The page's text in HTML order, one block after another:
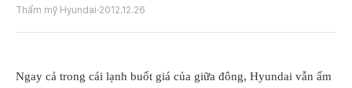
Thẩm mỹ Hyundai·2012.12.26
Ngay cả trong cái lạnh buốt giá của giữa đông, Hyundai vẫn ấm